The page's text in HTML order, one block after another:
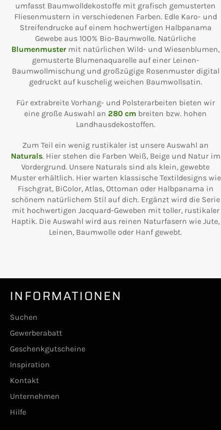
umfasst Baumwolldekostoffe mit grafisch gemusterten
Fliesenmustern in verschiedenen Farben. Edle Karo- und
Streifendrucke auf einem hochwertigen Halbpanama
Gewebe aus 100% Bio-Baumwolle. Natürliche
Blumenmustermit natürlichen Wild- und Wiesenblumen,
gemusterte Blumenaquarelle auf einer Leinen-
Baumwollmischung und großzügige Rosenmuster digital
gedruckt auf kuschelig weichen Baumwollsatin.
Für extrabreite Vorhang- und Polsterarbeiten bieten wir
eine große Auswahl an 280 cm breiten bzw. hohen
Landhausdekostoffen.
Zum Teil ein wenig rustikaler ist unsere Auswahl an
Naturals. Hier stehen die Farben Weiß, Beige und Natur im
Vordergrund. Unsere Naturals sind als klein, gewebte
Muster erhältlich. Hier warten klassische Textildesigns wie
Fischgrat, BiColor, Atlas, Ottoman oder Halbpanama in
schönem natürlichem Stil auf dich. Ergänzt wird die Serie
mit hochwertigen Jacquard-Geweben mit toller, rustikaler
Haptik. Die Auswahl wird aus reinen Naturfasern wie Jute,
Leinen, Baumwolle oder Hanf gewebt.
INFORMATIONEN
Suchen
Gewerberabatt
Geschenkgutscheine
Inspiration
Kontakt
Unternehmen
Hilfe